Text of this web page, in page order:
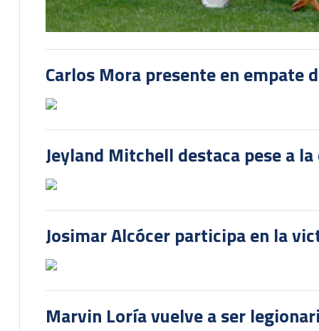
Carlos Mora presente en empate
Jeyland Mitchell destaca pese a
Josimar Alcócer participa en la
Marvin Loría vuelve a ser